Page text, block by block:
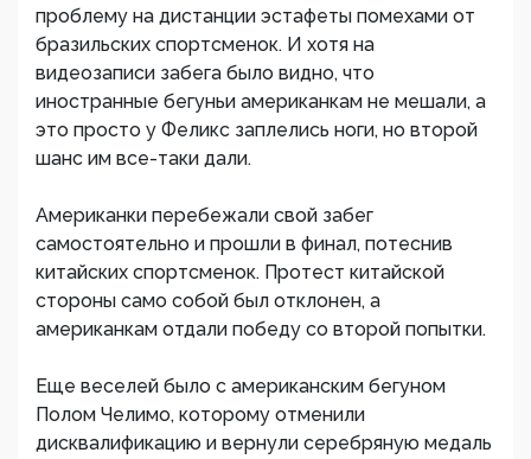
проблему на дистанции эстафеты помехами от
бразильских спортсменок. И хотя на
видеозаписи забега было видно, что
иностранные бегуньи американкам не мешали, а
это просто у Феликс заплелись ноги, но второй
шанс им все-таки дали.
Американки перебежали свой забег
самостоятельно и прошли в финал, потеснив
китайских спортсменок. Протест китайской
стороны само собой был отклонен, а
американкам отдали победу со второй попытки.
Еще веселей было с американским бегуном
Полом Челимо, которому отменили
дисквалификацию и вернули серебряную медаль